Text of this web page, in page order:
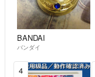
BANDAI
バンダイ
4